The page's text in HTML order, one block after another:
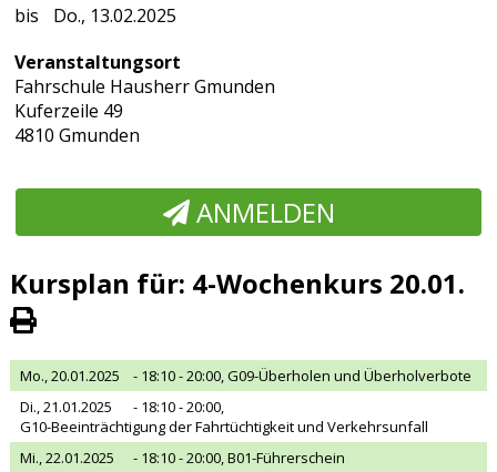
Do., 13.02.2025
Veranstaltungsort
Fahrschule Hausherr Gmunden
Kuferzeile 49
4810 Gmunden
ANMELDEN
Kursplan für: 4-Wochenkurs 20.01.
Mo., 20.01.2025 - 18:10 - 20:00,G09-Überholen und Überholverbote
Di., 21.01.2025
- 18:10 - 20:00,
G10-Beeinträchtigung der Fahrtüchtigkeit und Verkehrsunfall
Mi., 22.01.2025
- 18:10 - 20:00,B01-Führerschein